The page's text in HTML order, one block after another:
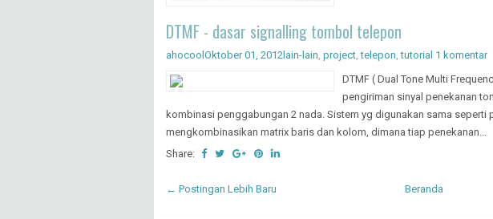
DTMF - dasar signalling tombol telepon
ahocoolOktober 01, 2012lain-lain project ,telepon ,tutorial 1 komentar
DTMF ( Dual Tone Multi
pengiriman sinyal penekanan
kombinasi penggabungan 2 nada. Sistem yg digunakan sama seperti
mengkombinasikan matrix baris dan kolom, dimana tiap penekanan...
Share:
← Postingan Lebih Baru Beranda